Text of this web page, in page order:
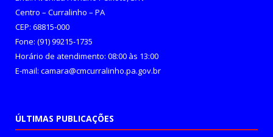
Centro – Curralinho – PA
CEP: 68815-000
Fone: (91) 99215-1735
Horário de atendimento: 08:00 às 13:00
E-mail: camara@cmcurralinho.pa.gov.br
ÚLTIMAS PUBLICAÇÕES